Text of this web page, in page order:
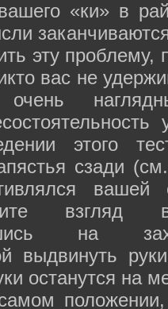
«ки» в
эту проблему,
вас не
очень
этого
сзади
вашей
на
выдвинуть
останутся на
положении,